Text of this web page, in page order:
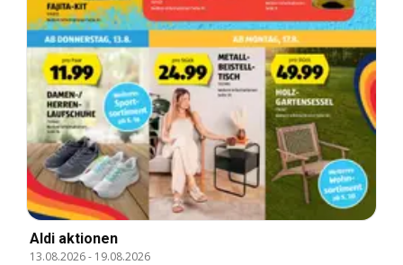
Aldi aktionen
13.08.2026- 19.08.2026